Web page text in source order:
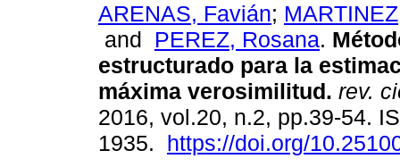
ARENAS, Favián;
and PEREZ, Rosana.
estructurado para la
máxima verosimilitud. rev.
2016, vol.20, n.2, pp.39-54.
1935. https://doi.org/